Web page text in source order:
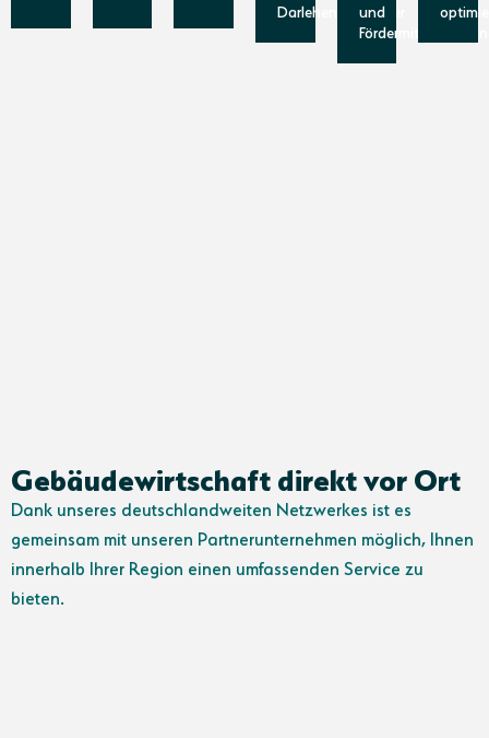
Darlehensvermittler
und
Gebäudewirtschaft direkt vor Ort
Dank unseres deutschlandweiten Netzwerkes ist es
gemeinsam mit unseren Partnerunternehmen möglich, Ihnen
innerhalb Ihrer Region einen umfassenden Service zu
bieten.